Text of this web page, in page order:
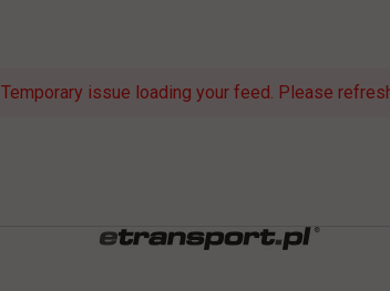
Temporary issue loading your feed. Please